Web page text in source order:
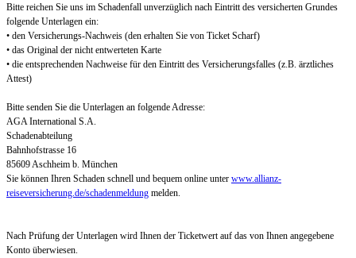
Bitte reichen Sie uns im Schadenfall unverzüglich nach Eintritt des versicherten Grundes
folgende Unterlagen ein:
• den Versicherungs-Nachweis (den erhalten Sie von Ticket Scharf)
• das Original der nicht entwerteten Karte
• die entsprechenden Nachweise für den Eintritt des Versicherungsfalles (z.B. ärztliches
Attest)
Bitte senden Sie die Unterlagen an folgende Adresse:
AGA International S.A.
Schadenabteilung
Bahnhofstrasse 16
85609 Aschheim b. München
Sie können Ihren Schaden schnell und bequem online unter www.allianz-
reiseversicherung.de/schadenmeldung melden.
Nach Prüfung der Unterlagen wird Ihnen der Ticketwert auf das von Ihnen angegebene
Konto überwiesen.